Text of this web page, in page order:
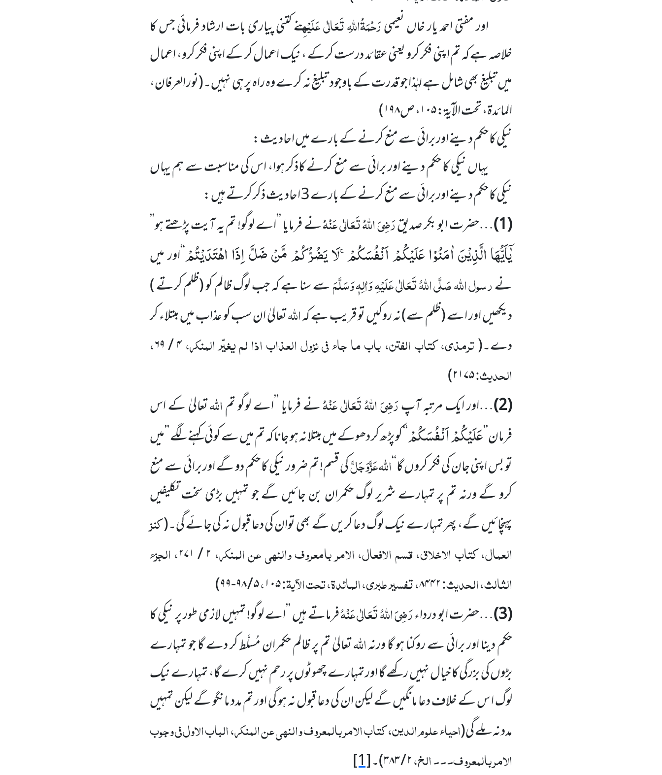
اور مفتی احمد یار خاں نعیمیرَحْمَۃُاللہِ تَعَالٰی عَلَیْہِنے کتنی پیاری بات ارشاد فرمائی جس کا
خلاصہ ہے کہ تم اپنی فکر کرو یعنی عقائد درست کرکے ، نیک اعمال کر کے اپنی فکر کرو، اعمال
میں تبلیغ بھی شامل ہے لہٰذا جو قدرت کے باوجود تبلیغ نہ کرے وہ راہ پر ہی نہیں۔(نور العرفان،
المائدۃ، تحت الآیۃ:۱۰۵، ص۱۹۸)
نیکی کا حکم دینے اور برائی سے منع کرنے کے بارے میں احادیث :
یہاں نیکی کا حکم دینے اور برائی سے منع کرنے کاذکر ہوا، اس کی مناسبت سے ہم یہاں
نیکی کا حکم دینے اور برائی سے منع کرنے کے بارے 3 احادیث ذکر کرتے ہیں :
(1) …حضرت ابو بکر صدیقرَضِیَ اللہُ تَعَالٰی عَنْہُنے فرمایا ’’اے لوگو! تم یہ آیت پڑھتے ہو’’
یٰۤاَیُّهَا الَّذِیْنَ اٰمَنُوْا عَلَیْكُمْ اَنْفُسَكُمْۚ-لَا یَضُرُّكُمْ مَّنْ ضَلَّ اِذَا اهْتَدَیْتُمْ‘‘اور میں
نےرسول اللہصَلَّی اللہُ تَعَالٰی عَلَیْہِ وَاٰلِہٖ وَسَلَّمَسے سنا ہے کہ جب لوگ ظالم کو (ظلم کرتے )
دیکھیں اور اسے (ظلم سے) نہ روکیں تو قریب ہے کہاللہتعالیٰ ان سب کو عذاب میں مبتلاء کر
دے۔(ترمذی، کتاب الفتن، باب ما جاء فی نزول العذاب اذا لم یغیّر المنکر،۴ / ۶۹
،
الحدیث:۲۱۷۵)
(2) …اور ایک مرتبہ آپرَضِیَ اللہُ تَعَالٰی عَنْہُنے فرمایا ’’اے لوگو تماللہتعالیٰ کے اس
فرمان’’عَلَیْكُمْ اَنْفُسَكُمْ‘‘ کو پڑھ کر دھوکے میں مبتلا نہ ہو جانا کہ تم میں سے کوئی کہنے لگے ’’میں
تو بس اپنی جان کی فکر کروں گا‘‘اللہعَزَّوَجَلَّکی قسم! تم ضرور نیکی کا حکم دو گے اور برائی سے منع
کرو گے ورنہ تم پر تمہارے شریر لوگ حکمران بن جائیں گے جو تمہیں بڑی سخت تکلیفیں
پہنچائیں گے، پھر تمہارے نیک لوگ دعا کریں گے بھی توان کی دعا قبول نہ کی جائے گی۔(کنز
العمال، کتاب الاخلاق، قسم الافعال، الامر بامعروف والنہی عن المنکر، ۲ / ۲۷۱
، الجزء
الثالث، الحدیث:۸۴۴۲، تفسیر طبری، المائدۃ، تحت الآیۃ:۱۰۵،۵ / ۹۸-۹۹
)
(3) …حضرت ابو درداءرَضِیَ اللہُ تَعَالٰی عَنْہُفرماتے ہیں ’’اے لوگو! تمہیں لازمی طور پر نیکی کا
حکم دینا اور برائی سے روکنا ہو گا ورنہاللہتعالیٰ تم پر ظالم حکمران مُسلَّط کر دے گا جو تمہارے
بڑوں کی بزرگی کا خیال نہیں رکھے گا اور تمہارے چھوٹوں پر رحم نہیں کرے گا، تمہارے نیک
لوگ ا س کے خلاف دعا مانگیں گے لیکن ان کی دعا قبول نہ ہو گی اور تم مدد مانگو گے لیکن تمہیں
مدد نہ ملے گی(احیاء علوم الدین، کتاب الامر بالمعروف والنہی عن المنکر، الباب الاول فی وجوب
الامر بالمعروف۔۔۔ الخ،۲ / ۳۸۳ )۔[1]